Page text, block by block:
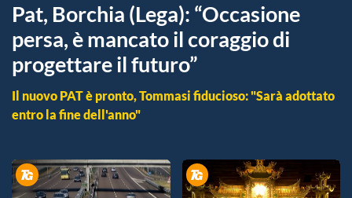
Pat, Borchia (Lega): “Occasione
persa, è mancato il coraggio di
progettare il futuro”
Il nuovo PAT è pronto, Tommasi fiducioso: "Sarà adottato
entro la fine dell'anno"